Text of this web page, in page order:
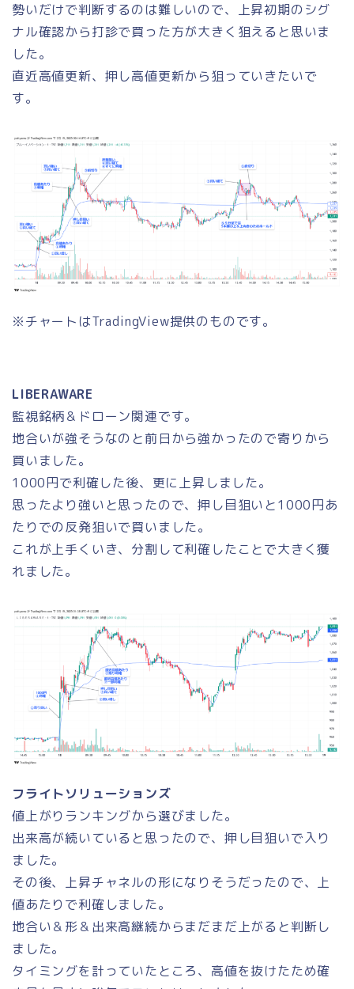
勢いだけで判断するのは難しいので、上昇初期のシグ
ナル確認から打診で買った方が大きく狙えると思いま
した。
直近高値更新、押し高値更新から狙っていきたいで
す。
※チャートはTradingView提供のものです。
LIBERAWARE
監視銘柄＆ドローン関連です。
地合いが強そうなのと前日から強かったので寄りから
買いました。
1000円で利確した後、更に上昇しました。
思ったより強いと思ったので、押し目狙いと1000円あ
たりでの反発狙いで買いました。
これが上手くいき、分割して利確したことで大きく獲
れました。
フライトソリューションズ
値上がりランキングから選びました。
出来高が続いていると思ったので、押し目狙いで入り
ました。
その後、上昇チャネルの形になりそうだったので、上
値あたりで利確しました。
地合い＆形＆出来高継続からまだまだ上がると判断し
ました。
タイミングを計っていたところ、高値を抜けたため確